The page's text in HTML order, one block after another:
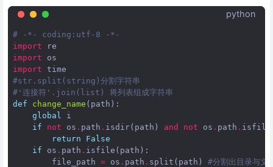
python
# -*- coding:utf-8 -*-
import
re
import
os
import time
#str.split(string)分割字符串
#'连接符'.join(list) 将列表组成字符串
def
change_name ( path ):
global
i
if
not os . path . isdir( path ) and not os . path . isfile
return
False
if
os . path . isfile ( path ):
file_path = os . path . split ( path )
#分割出目录与文